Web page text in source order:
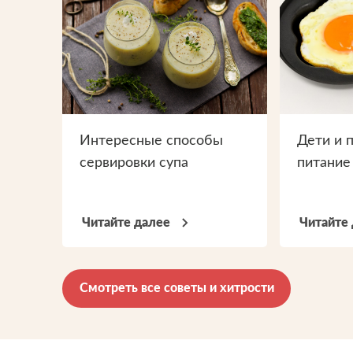
Интересные способы
сервировки супа
Читайте далее
Дети и
Читайте
Смотреть все советы и хитрости